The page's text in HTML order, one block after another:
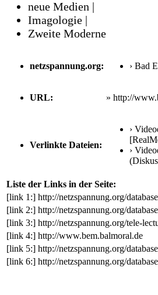
neue Medien |
Imagologie |
Zweite Moderne
netzspannung.org: › Bad
URL: » http://
Verlinkte Dateien:
›
›
Liste der Links in der Seite:
[link 1:] http://netzspannung.org/
[link 2:] http://netzspannung.org/
[link 3:] http://netzspannung.org/tele-
[link 4:] http://www.bem.balmoral.de
[link 5:] http://netzspannung.org/
[link 6:] http://netzspannung.org/